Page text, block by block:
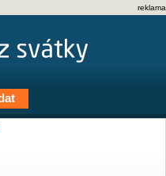
reklama